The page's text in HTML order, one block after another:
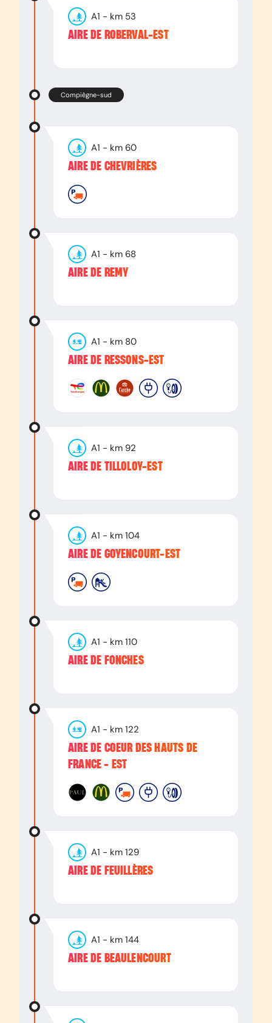
A1 - km 53
AIRE DE ROBERVAL-EST
Compiègne-sud
A1 - km 60
AIRE DE CHEVRIÈRES
A1 - km 68
AIRE DE REMY
A1 - km 80
AIRE DE RESSONS-EST
A1 - km 92
AIRE DE TILLOLOY-EST
A1 - km 104
AIRE DE GOYENCOURT-EST
A1 - km 110
AIRE DE FONCHES
A1 - km 122
AIRE DE COEUR DES HAUTS DE
FRANCE - EST
A1 - km 129
AIRE DE FEUILLÈRES
A1 - km 144
AIRE DE BEAULENCOURT